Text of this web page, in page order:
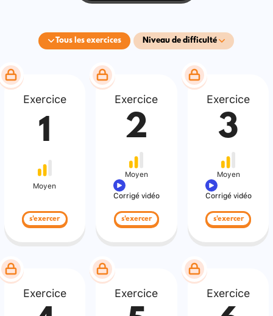
Tous les exercices Niveau de difficulté
Exercice
1
Moyen
s'exercer
Exercice
2
Moyen
Corrigé vidéo
s'exercer
Exercice
3
Moyen
Corrigé vidéo
s'exercer
Exercice Exercice Exercice